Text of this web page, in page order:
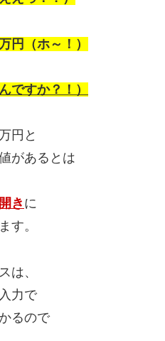
円（ホ～！）
ですか？！）
円と
があるとは
き に
す。
は、
力で
るので